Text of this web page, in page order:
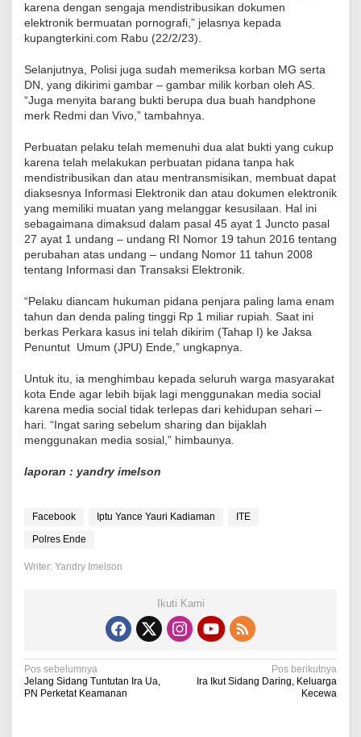
karena dengan sengaja mendistribusikan dokumen
elektronik bermuatan pornografi,” jelasnya kepada
kupangterkini.com Rabu (22/2/23).
Selanjutnya, Polisi juga sudah memeriksa korban MG serta
DN, yang dikirimi gambar – gambar milik korban oleh AS.
“Juga menyita barang bukti berupa dua buah handphone
merk Redmi dan Vivo,” tambahnya.
Perbuatan pelaku telah memenuhi dua alat bukti yang cukup
karena telah melakukan perbuatan pidana tanpa hak
mendistribusikan dan atau mentransmisikan, membuat dapat
diaksesnya Informasi Elektronik dan atau dokumen elektronik
yang memiliki muatan yang melanggar kesusilaan. Hal ini
sebagaimana dimaksud dalam pasal 45 ayat 1 Juncto pasal
27 ayat 1 undang – undang RI Nomor 19 tahun 2016 tentang
perubahan atas undang – undang Nomor 11 tahun 2008
tentang Informasi dan Transaksi Elektronik.
“Pelaku diancam hukuman pidana penjara paling lama enam
tahun dan denda paling tinggi Rp 1 miliar rupiah. Saat ini
berkas Perkara kasus ini telah dikirim (Tahap I) ke Jaksa
Penuntut Umum (JPU) Ende,” ungkapnya.
Untuk itu, ia menghimbau kepada seluruh warga masyarakat
kota Ende agar lebih bijak lagi menggunakan media social
karena media social tidak terlepas dari kehidupan sehari –
hari. “Ingat saring sebelum sharing dan bijaklah
menggunakan media sosial,” himbaunya.
laporan : yandry imelson
Facebook Iptu Yance Yauri Kadiaman
ITE
Polres Ende
Writer: Yandry Imelson
Ikuti Kami
N
a
Pos sebelumnya
Jelang Sidang Tuntutan Ira Ua,
PN Perketat Keamanan
Pos berikutnya
Ira Ikut Sidang Daring, Keluarga
Kecewa